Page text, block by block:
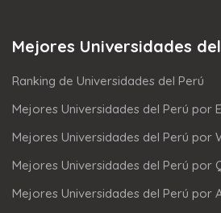
Mejores Universidades
Ranking de Universidades del Perú
Mejores Universidades del Perú por
Mejores Universidades del Perú por
Mejores Universidades del Perú por
Mejores Universidades del Perú por